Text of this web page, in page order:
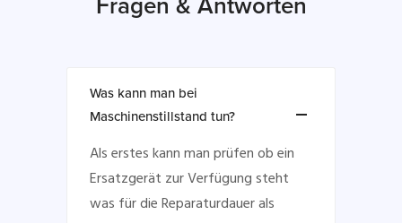
Fragen & Antworten
Was kann man bei
Maschinenstillstand tun?
Als erstes kann man prüfen ob ein
Ersatzgerät zur Verfügung steht
was für die Reparaturdauer als